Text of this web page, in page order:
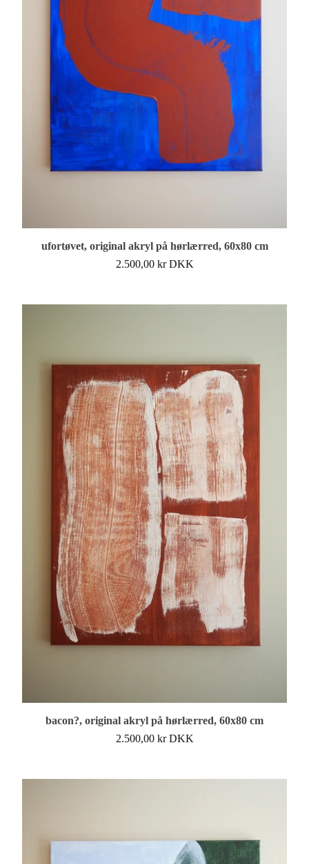
ufortøvet, original akryl på hørlærred, 60x80 cm
2.500,00 kr DKK
bacon?, original akryl på hørlærred, 60x80 cm
2.500,00 kr DKK